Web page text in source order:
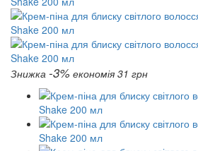
Знижка -3% економія 31 грн